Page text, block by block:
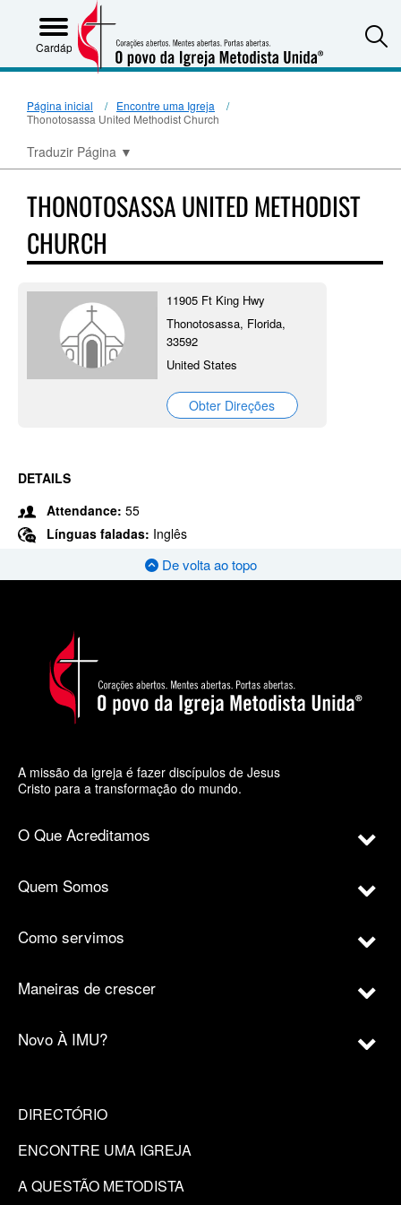
Cardápio
Página inicial
Encontre uma Igreja
Thonotosassa United Methodist Church
Traduzir Página ▼
THONOTOSASSA UNITED METHODIST
CHURCH
11905 Ft King Hwy
Thonotosassa, Florida,
33592
United States
Obter Direções
DETAILS
Attendance: 55
Línguas faladas: Inglês
De volta ao topo
A missão da igreja é fazer discípulos de Jesus
Cristo para a transformação do mundo.
O Que Acreditamos
Quem Somos
Como servimos
Maneiras de crescer
Novo À IMU?
DIRECTÓRIO
ENCONTRE UMA IGREJA
A QUESTÃO METODISTA